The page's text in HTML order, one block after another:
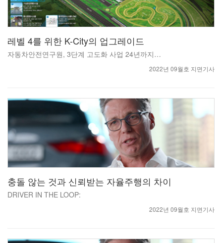
레벨 4를 위한 K-City의 업그레이드
자동차안전연구원, 3단계 고도화 사업 24년까지…
2022년 09월호 지면기사
충돌 않는 것과 신뢰받는 자율주행의 차이
DRIVER IN THE LOOP:
2022년 09월호 지면기사